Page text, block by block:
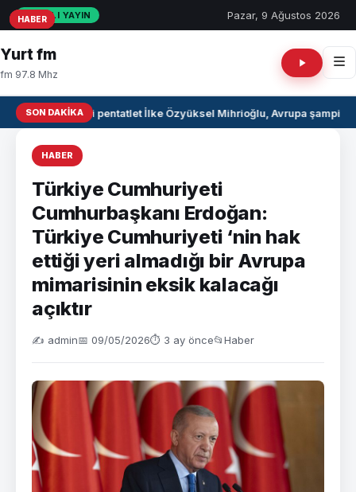
CANLI YAYIN Pazar, 9 Ağustos 2026
Yurt fm
fm 97.8 Mhz
SON DAKIKAMilli pentatlet İlke Özyüksel Mihrioğlu, Avrupa
HABER
Türkiye Cumhuriyeti
Cumhurbaşkanı Erdoğan:
Türkiye Cumhuriyeti ‘nin hak
ettiği yeri almadığı bir Avrupa
mimarisinin eksik kalacağı
açıktır
✍️ admin📅 09/05/2026⏱ 3 ay önce📂Haber
HABER
HABER
HABER